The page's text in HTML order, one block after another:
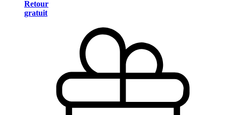
Retour
gratuit